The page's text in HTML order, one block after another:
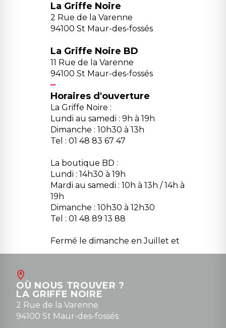
La Griffe Noire
2 Rue de la Varenne
94100 St Maur-des-fossés
La Griffe Noire BD
11 Rue de la Varenne
94100 St Maur-des-fossés
Horaires d'ouverture
La Griffe Noire :
Lundi au samedi : 9h à 19h
Dimanche : 10h30 à 13h
Tel : 01 48 83 67 47
La boutique BD :
Lundi : 14h30 à 19h
Mardi au samedi : 10h à 13h / 14h à
19h
Dimanche : 10h30 à 12h30
Tel : 01 48 89 13 88
Fermé le dimanche en Juillet et
Août
contact@la-griffe-noire.com
0148836747
OÙ NOUS TROUVER ?
LA GRIFFE NOIRE
2 Rue de la Varenne
94100 St Maur-des-fossés